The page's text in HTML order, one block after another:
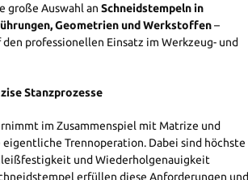
große Auswahl an Schneidstempeln in
Geometrien und Werkstoffen–
professionellen Einsatz im Werkzeug- und
Stanzprozesse
im Zusammenspiel mit Matrize und
Trennoperation. Dabei sind höchste
und Wiederholgenauigkeit
erfüllen diese Anforderungen und